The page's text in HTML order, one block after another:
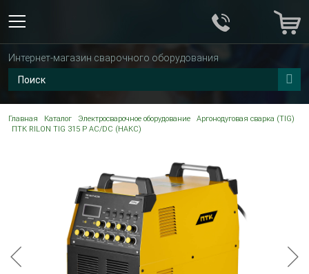
Интернет-магазин сварочного оборудования
Главная Каталог Электросварочное оборудование
Аргонодуговая сварка (TIG)
ПТК RILON TIG 315 P AC/DC (НАКС)